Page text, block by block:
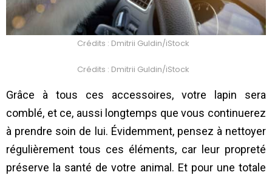
Crédits : Dmitrii Guldin/iStock
Crédits : Dmitrii Guldin/iStock
Grâce à tous ces accessoires, votre lapin sera
comblé, et ce, aussi longtemps que vous continuerez
à prendre soin de lui. Évidemment, pensez à nettoyer
régulièrement tous ces éléments, car leur propreté
préserve la santé de votre animal. Et pour une totale